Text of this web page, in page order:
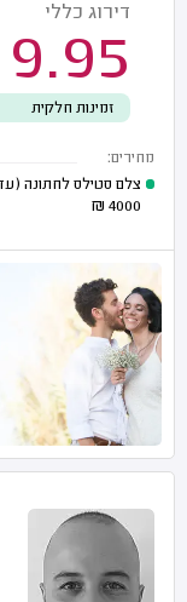
דירוג כללי
9.95
זמינות חלקית
מחירים:
צלם סטילס לחתונה (עד 200 מוזמנים) כולל
4000
₪